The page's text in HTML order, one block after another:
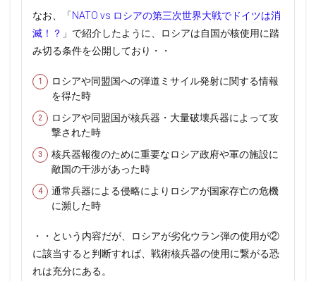
なお、「 NATO vs ロシアの第三次世界大戦でドイツは消
滅！？ 」で紹介したように、ロシアは自国が核使用に踏
み切る条件を公開しており・・
ロシアや同盟国への弾道ミサイル発射に関する情報
を得た時
ロシアや同盟国が核兵器・大量破壊兵器によって攻
撃された時
核兵器報復のために重要なロシア政府や軍の施設に
敵国の干渉があった時
通常兵器による侵略によりロシアが国家存亡の危機
に瀕した時
・・という内容だが、ロシアが劣化ウラン弾の使用が②
に該当すると判断すれば、戦術核兵器の使用に繋がる恐
れは充分にある。